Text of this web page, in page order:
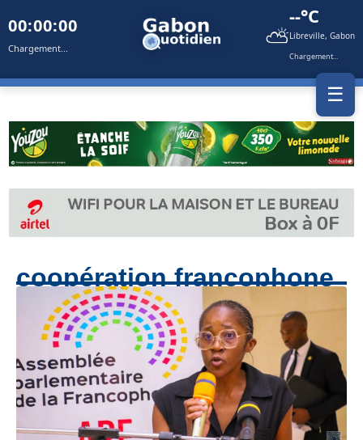
00:00:00
Chargement... ⛅
--°C
Libreville, Gabon
Chargement...
☰
coopération francophone